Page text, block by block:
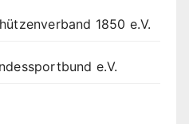
1850 e.V.
e.V.